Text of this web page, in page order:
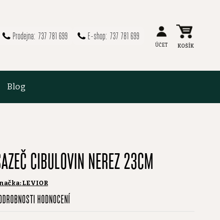
737 781 699
737 781 699
Blog
CIBULOVIN NEREZ 23CM
HODNOCENÍ
LEVIOR